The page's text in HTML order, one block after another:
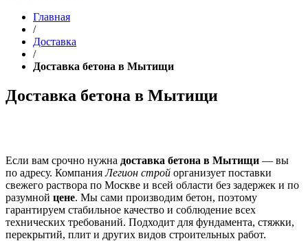
Главная
/
Доставка
/
Доставка бетона в Мытищи
Доставка бетона в Мытищи
Если вам срочно нужна доставка бетона в Мытищи — вы
по адресу. КомпанияЛегион строй организует поставки
свежего раствора по Москве и всей области без задержек и по
разумной цене. Мы сами производим бетон, поэтому
гарантируем стабильное качество и соблюдение всех
технических требований. Подходит для фундамента, стяжки,
перекрытий, плит и других видов строительных работ.